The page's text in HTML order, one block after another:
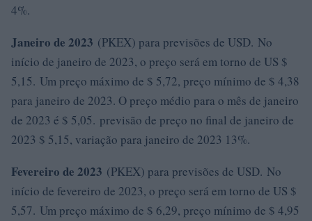
4%.
Janeiro de 2023 (PKEX) para previsões de USD. No
início de janeiro de 2023, o preço será em torno de US $
5,15. Um preço máximo de $ 5,72, preço mínimo de $ 4,38
para janeiro de 2023. O preço médio para o mês de janeiro
de 2023 é $ 5,05. previsão de preço no final de janeiro de
2023 $ 5,15, variação para janeiro de 2023 13%.
Fevereiro de 2023 (PKEX) para previsões de USD. No
início de fevereiro de 2023, o preço será em torno de US $
5,57. Um preço máximo de $ 6,29, preço mínimo de $ 4,95